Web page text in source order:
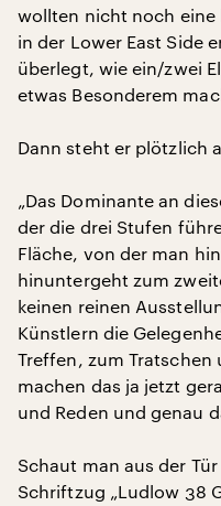
wollten nicht noch eine
in der Lower East Side
überlegt, wie ein/zwei
etwas Besonderem
Dann steht er plötzlich
„Das Dominante an
der die drei Stufen
Fläche, von der man
hinuntergeht zum
keinen reinen
Künstlern die
Treffen, zum Tratschen
machen das ja jetzt
und Reden und genau
Schaut man aus der
Schriftzug „Ludlow 38